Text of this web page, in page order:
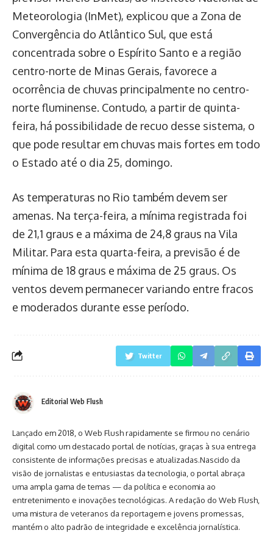
Meteorologia (InMet), explicou que a Zona de
Convergência do Atlântico Sul, que está
concentrada sobre o Espírito Santo e a região
centro-norte de Minas Gerais, favorece a
ocorrência de chuvas principalmente no centro-
norte fluminense. Contudo, a partir de quinta-
feira, há possibilidade de recuo desse sistema, o
que pode resultar em chuvas mais fortes em todo
o Estado até o dia 25, domingo.
As temperaturas no Rio também devem ser
amenas. Na terça-feira, a mínima registrada foi
de 21,1 graus e a máxima de 24,8 graus na Vila
Militar. Para esta quarta-feira, a previsão é de
mínima de 18 graus e máxima de 25 graus. Os
ventos devem permanecer variando entre fracos
e moderados durante esse período.
Twitter
Editorial Web Flush
Lançado em 2018, o Web Flush rapidamente se firmou no cenário
digital como um destacado portal de notícias, graças à sua entrega
consistente de informações precisas e atualizadas.Nascido da
visão de jornalistas e entusiastas da tecnologia, o portal abraça
uma ampla gama de temas — da política e economia ao
entretenimento e inovações tecnológicas. A redação do Web Flush,
uma mistura de veteranos da reportagem e jovens promessas,
mantém o alto padrão de integridade e excelência jornalística.